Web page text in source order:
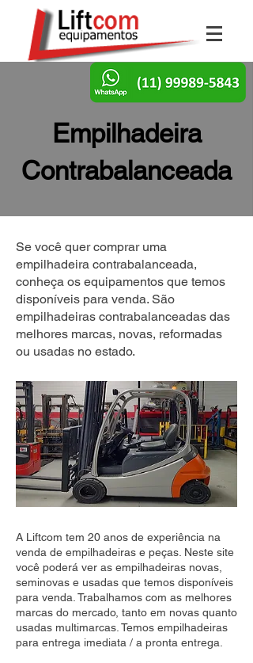
Empilhadeira
Contrabalanceada
Se você quer comprar uma
empilhadeira contrabalanceada,
conheça os equipamentos que temos
disponíveis para venda. São
empilhadeiras contrabalanceadas das
melhores marcas, novas, reformadas
ou usadas no estado.
A Liftcom tem 20 anos de experiência na
venda de empilhadeiras e peças. Neste site
você poderá ver as empilhadeiras novas,
seminovas e usadas que temos disponíveis
para venda. Trabalhamos com as melhores
marcas do mercado, tanto em novas quanto
usadas multimarcas. Temos empilhadeiras
para entrega imediata / a pronta entrega.